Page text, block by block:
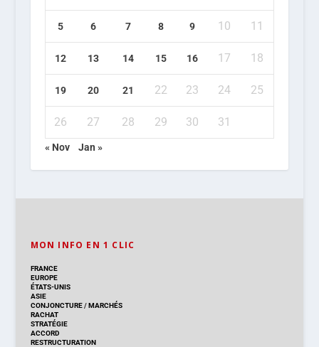
5 6 7 8 9 10 11
12 13 14 15 16 17 18
19 20 21 22 23 24 25
26 27 28 29 30 31
« Nov Jan »
MON INFO EN 1 CLIC
FRANCE
EUROPE
ÉTATS-UNIS
ASIE
CONJONCTURE/MARCHÉS
RACHAT
STRATÉGIE
ACCORD
RESTRUCTURATION